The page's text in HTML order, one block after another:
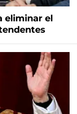
eliminar el